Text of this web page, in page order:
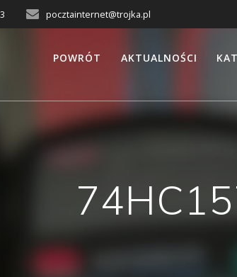
pocztainternet@trojka.pl
POWRÓT AKTUALNOŚCI